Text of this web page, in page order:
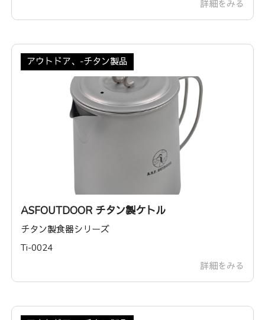
詳細をみる
アウトドア、-チタン製品
ASFOUTDOOR チタン製ケトル
チタン製食器シリーズ
Ti-0024
詳細をみる